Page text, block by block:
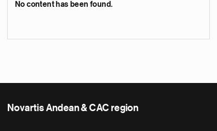
No content has been found.
Novartis Andean & CAC region